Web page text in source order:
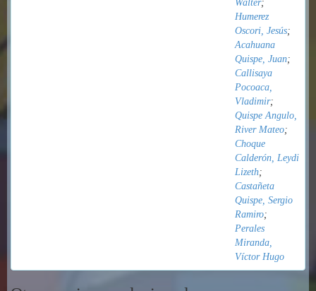
Walter;
Humerez
Oscori, Jesús;
Acahuana
Quispe, Juan;
Callisaya
Pocoaca,
Vladimir;
Quispe Angulo,
River Mateo;
Choque
Calderón, Leydi
Lizeth;
Castañeta
Quispe, Sergio
Ramiro;
Perales
Miranda,
Víctor Hugo